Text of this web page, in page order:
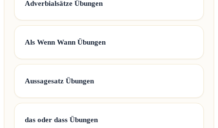
Adverbialsätze Übungen
Als Wenn Wann Übungen
Aussagesatz Übungen
das oder dass Übungen